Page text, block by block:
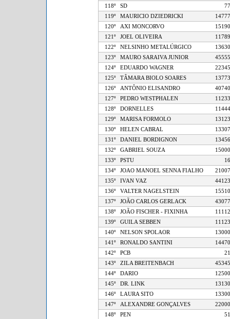
118º
SD
119º
MAURICIO DZIEDRICKI
120º
AXI MONCORVO
121º
JOEL OLIVEIRA
122º
NELSINHO METALÚRGICO
123º
MAURO SARAIVA JUNIOR
124º
EDUARDO WAGNER
125º
TÂMARA BIOLO SOARES
126º
ANTÔNIO ELISANDRO
127º
PEDRO WESTPHALEN
128º
DORNELLES
129º
MARISA FORMOLO
130º
HELEN CABRAL
131º
DANIEL BORDIGNON
132º
GABRIEL SOUZA
133º
PSTU
134º
JOAO MANOEL SENNA FIALHO
135º
IVAN VAZ
136º
VALTER NAGELSTEIN
137º
JOÃO CARLOS GERLACK
138º
JOÃO FISCHER - FIXINHA
139º
GUILA SEBBEN
140º
NELSON SPOLAOR
141º
RONALDO SANTINI
142º
PCB
143º
ZILA BREITENBACH
144º
DARIO
145º
DR. LINK
146º
LAURA SITO
147º
ALEXANDRE GONÇALVES
148º
PEN